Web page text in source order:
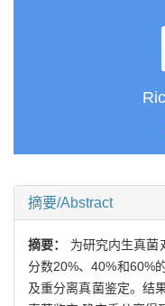
摘要/Abstract
摘要： 为研究内生真菌
分数20%、40%和60%
及重分离真菌鉴定。结